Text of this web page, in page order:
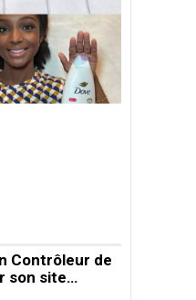
Contrôleur de
son site…